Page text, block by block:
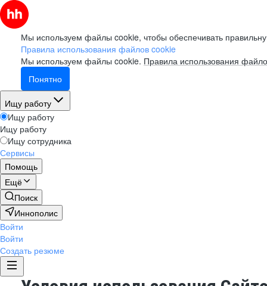
Мы используем файлы cookie, чтобы обеспечивать
Правила использования файлов cookie
Мы используем файлы cookie. Правила использования
Понятно
Ищу работу
Ищу работу
Ищу работу
Ищу сотрудника
Сервисы
Помощь
Ещё
Поиск
Иннополис
Войти
Войти
Создать резюме